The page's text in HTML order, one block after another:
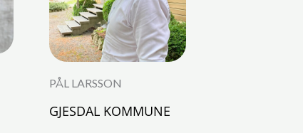
PÅL LARSSON
GJESDAL KOMMUNE